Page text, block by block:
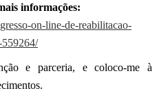
informações:
on-line-de-reabilitacao-
e parceria, e coloco-me à